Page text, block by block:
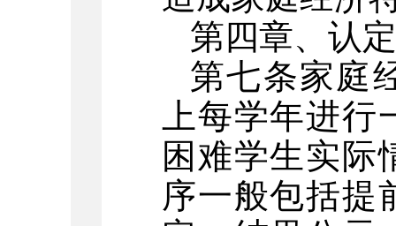
第四章、 认
第七条家庭
上每学年进行
困难学生实际
序一般包括提